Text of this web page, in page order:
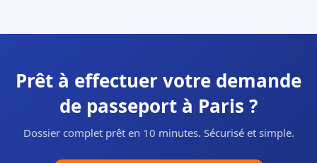
Prêt à effectuer votre demande
de passeport à Paris ?
Dossier complet prêt en 10 minutes. Sécurisé et simple.